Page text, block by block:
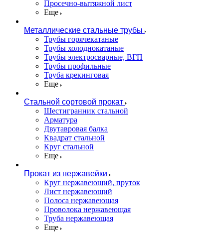
Просечно-вытяжной лист
Еще
Металлические стальные трубы
Трубы горячекатаные
Трубы холоднокатаные
Трубы электросварные, ВГП
Трубы профильные
Труба крекинговая
Еще
Стальной сортовой прокат
Шестигранник стальной
Арматура
Двутавровая балка
Квадрат стальной
Круг стальной
Еще
Прокат из нержавейки
Круг нержавеющий, пруток
Лист нержавеющий
Полоса нержавеющая
Проволока нержавеющая
Труба нержавеющая
Еще